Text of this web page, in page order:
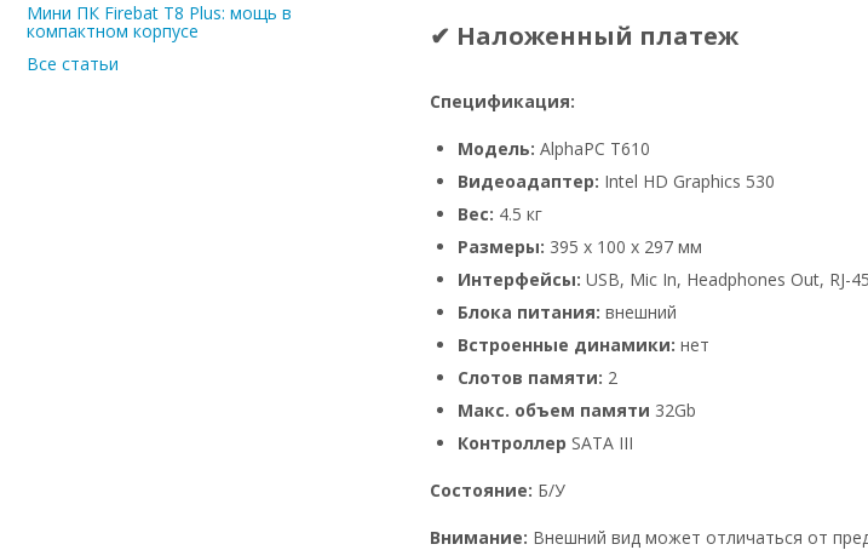
✔ Наложенный платеж
Спецификация:
Модель: AlphaPC T610
Видеоадаптер: Intel HD Graphics 530
Вес: 4.5 кг
Размеры: 395 x 100 x 297 мм
Интерфейсы: USB, Mic In, Headphones Out, RJ-45
Блока питания: внешний
Встроенные динамики: нет
Слотов памяти: 2
Макс. объем памяти 32Gb
Контроллер SATA III
Состояние: Б/У
Внимание: Внешний вид может отличаться от
Мини ПК Firebat T8 Plus: мощь в
компактном корпусе
Все статьи